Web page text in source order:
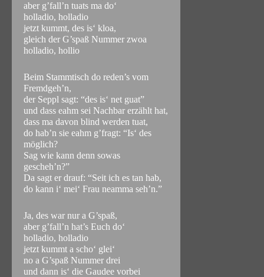
aber g’fall’n tuats ma do‘
holladio, holladio
jetzt kummt, des is‘ kloa,
gleich der G’spaß Nummer zwoa
holladio, hollio
Beim Stammtisch do reden’s vom
Fremdgeh’n,
der Seppl sagt: “des is‘ net guat”
und dass eahm sei Nachbar erzählt hat,
dass ma davon blind werden tuat,
do hab’n sie eahm g’fragt: “Is‘ des
möglich?
Sag wie kann denn sowas
gescheh’n?”
Da sagt er drauf: “Seit ich es tan hab,
do kann i‘ mei‘ Frau neamma seh’n.”
Ja, des war nur a G’spaß,
aber g’fall’n hat’s Euch do‘
holladio, holladio
jetzt kummt a scho‘ glei‘
no a G’spaß Nummer drei
und dann is‘ die Gaudee vorbei